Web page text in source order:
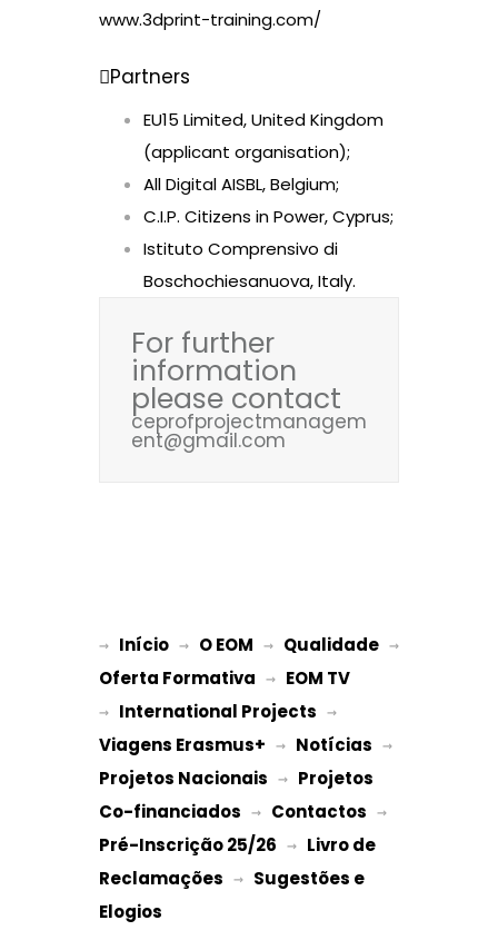
www.3dprint-training.com/
Partners
EU15 Limited, United Kingdom
(applicant organisation);
All Digital AISBL, Belgium;
C.I.P. Citizens in Power, Cyprus;
Istituto Comprensivo di
Boschochiesanuova, Italy.
For further
information
please contact
ceprofprojectmanagem
ent@gmail.com
→ Início → O EOM → Qualidade
Oferta Formativa → EOM TV
→ International Projects
Viagens Erasmus+ → Notícias
Projetos Nacionais → Projetos
Co-financiados → Contactos
Pré-Inscrição 25/26 → Livro de
Reclamações → Sugestões e
Elogios